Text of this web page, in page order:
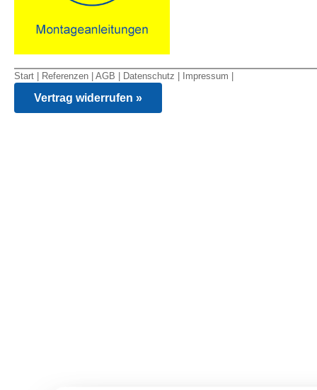
Start Referenzen AGB Datenschutz Impressum
Vertrag widerrufen »